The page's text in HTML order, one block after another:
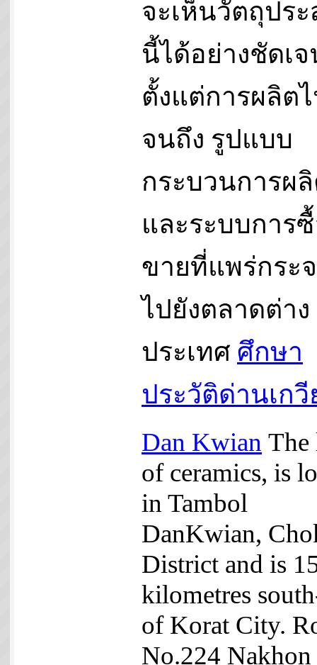
จะเห็นวัตถุปร
นี้ได้อย่างชัดเ
ตั้งแต่การผลิต
จนถึง รูปแบบ
กระบวนการผ
และระบบการ
ขายที่แพร่กระ
ไปยังตลาดต่าง
ประเทศ ศึกษา
ประวัติด่านเก
Dan Kwian The
of ceramics, is
in Tambol
DanKwian,
District and is
kilometres
of Korat City.
No.224 Nakhon